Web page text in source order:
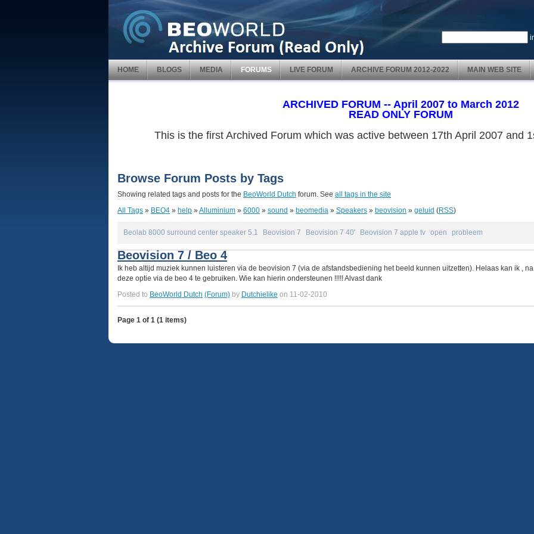
HOME BLOGS MEDIA FORUMS LIVE FORUM ARCHIVE FORUM 2012-2022 MAIN WEB SITE
ARCHIVED FORUM -- April 2007 to March 2012
READ ONLY FORUM
This is the first Archived Forum which was active between 17th April 2007 and
Browse Forum Posts by Tags
Showing related tags and posts for the BeoWorld Dutch forum. See all tags in the site
All Tags » BEO4 » help »Alluminium » 6000 » sound » beomedia » Speakers » beovision » geluid (RSS)
Beolab 8000 surround center speaker 5.1 Beovision 7 Beovision 7 40' Beovision 7 apple tv open probleem
Beovision 7 / Beo 4
Ik heb altijd muziek kunnen luisteren via de beovision 7 (via de afstandsbediening het beeld kunnen uitzetten). Helaas kan ik ,
deze optie via de beo 4 te gebruiken. Wie kan hierin ondersteunen !!!!! Alvast dank
Posted to BeoWorld Dutch (Forum) by Dutchielike on 11-02-2010
Page 1 of 1 (1 items)